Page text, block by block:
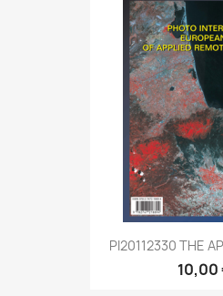
PI20112330 THE
10,00